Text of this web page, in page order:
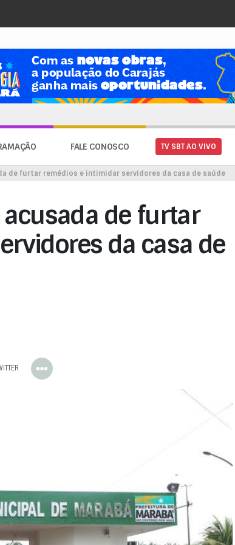
FALE CONOSCO TV SBT AO VIVO
de furtar remédios e intimidar servidores da casa de saúde
de furtar
da casa de